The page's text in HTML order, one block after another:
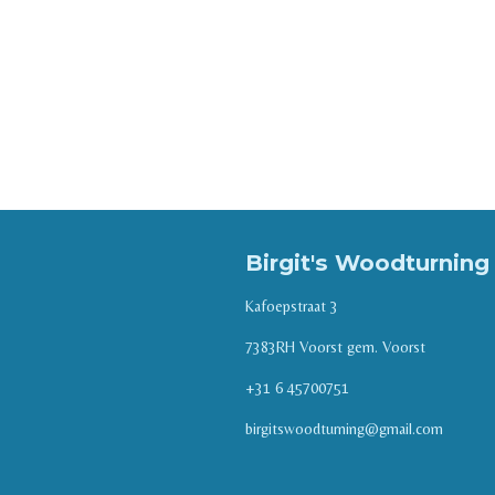
Birgit's Woodturning
Kafoepstraat 3
7383RH Voorst gem. Voorst
+31 6 45700751
birgitswoodturning@gmail.com